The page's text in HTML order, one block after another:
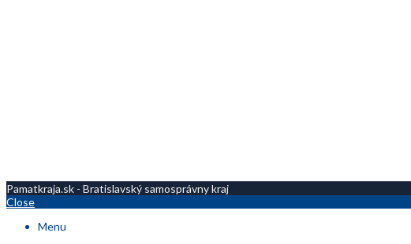
Pamatkraja.sk - Bratislavský samosprávny kraj
Close
Menu